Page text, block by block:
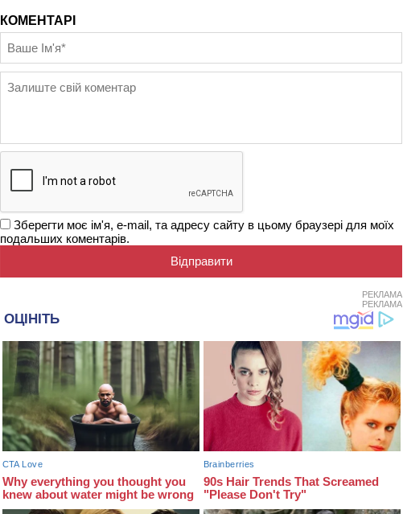
КОМЕНТАРІ
Зберегти моє ім'я, e-mail, та адресу сайту в цьому браузері для моїх
подальших коментарів.
РЕКЛАМА
РЕКЛАМА